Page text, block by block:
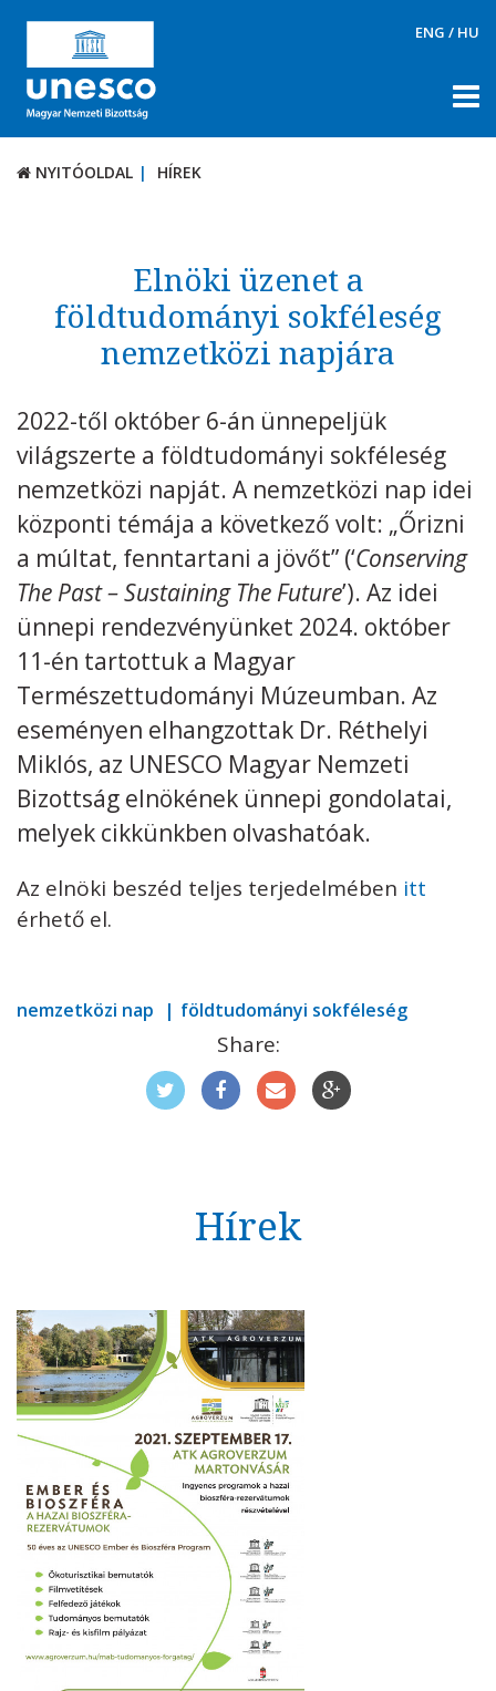
ENG / HU
NYITÓOLDAL HÍREK
DOKUMENTUMTÁR
PÁLYÁZATOK / DÍJAK
Kövess minket unescohungary
Adatkezelési tájékoztató Impresszum
Technikai információk
NYITÓOLDAL HÍREK
Elnöki üzenet a
földtudományi sokféleség
nemzetközi napjára
2022-től október 6-án ünnepeljük
világszerte a földtudományi sokféleség
nemzetközi napját. A nemzetközi nap idei
központi témája a következő volt: „Őrizni
a múltat, fenntartani a jövőt” (‘Conserving
The Past – Sustaining The Future’). Az idei
ünnepi rendezvényünket 2024. október
11-én tartottuk a Magyar
Természettudományi Múzeumban. Az
eseményen elhangzottak Dr. Réthelyi
Miklós, az UNESCO Magyar Nemzeti
Bizottság elnökének ünnepi gondolatai,
melyek cikkünkben olvashatóak.
Az elnöki beszéd teljes terjedelmében itt
érhető el.
nemzetközi nap földtudományi sokféleség
Share:
Hírek